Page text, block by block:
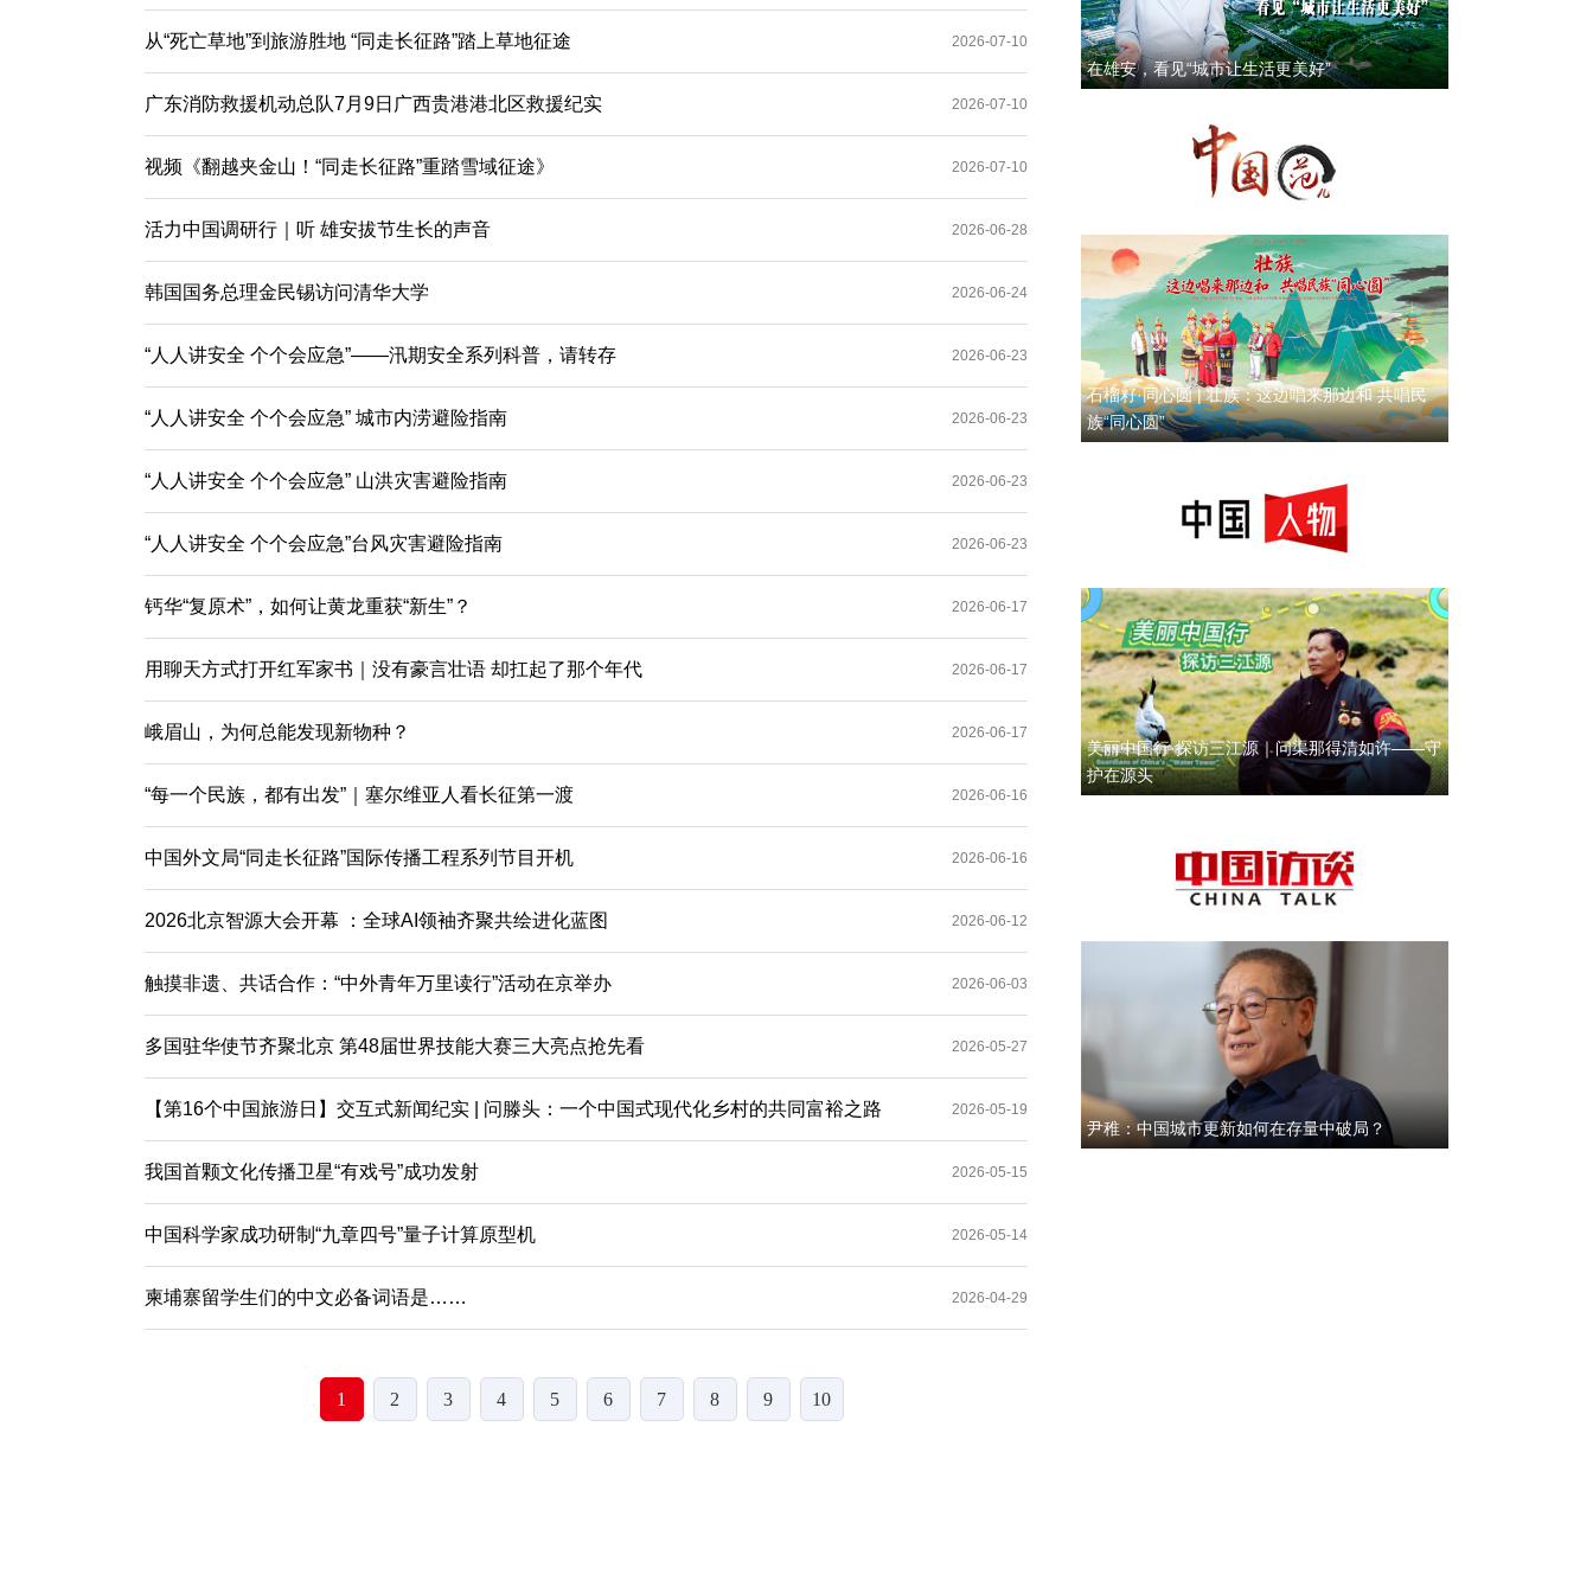
从“死亡草地”到旅游胜地 “同走长征路”踏上草地征途 2026-07-10
广东消防救援机动总队7月9日广西贵港港北区救援纪实 2026-07-10
视频《翻越夹金山！“同走长征路”重踏雪域征途》 2026-07-10
活力中国调研行｜听 雄安拔节生长的声音 2026-06-28
韩国国务总理金民锡访问清华大学 2026-06-24
“人人讲安全 个个会应急”——汛期安全系列科普，请转存 2026-06-23
“人人讲安全 个个会应急” 城市内涝避险指南 2026-06-23
“人人讲安全 个个会应急” 山洪灾害避险指南 2026-06-23
“人人讲安全 个个会应急”台风灾害避险指南 2026-06-23
钙华“复原术”，如何让黄龙重获“新生”？ 2026-06-17
用聊天方式打开红军家书｜没有豪言壮语 却扛起了那个年代 2026-06-17
峨眉山，为何总能发现新物种？ 2026-06-17
“每一个民族，都有出发”｜塞尔维亚人看长征第一渡 2026-06-16
中国外文局“同走长征路”国际传播工程系列节目开机 2026-06-16
2026北京智源大会开幕 ：全球AI领袖齐聚共绘进化蓝图 2026-06-12
触摸非遗、共话合作：“中外青年万里读行”活动在京举办 2026-06-03
多国驻华使节齐聚北京 第48届世界技能大赛三大亮点抢先看 2026-05-27
【第16个中国旅游日】交互式新闻纪实 | 问滕头：一个中国式现代化乡村的共同富裕之路 2026-05-19
我国首颗文化传播卫星“有戏号”成功发射 2026-05-15
中国科学家成功研制“九章四号”量子计算原型机 2026-05-14
柬埔寨留学生们的中文必备词语是…… 2026-04-29
1 2 3 4 5 6 7 8 9 10
在雄安，看见“城市让生活更美好”
石榴籽·同心圆 | 壮族：这边唱来那边和 共唱民
族“同心圆”
美丽中国行·探访三江源｜问渠那得清如许——守
护在源头
尹稚：中国城市更新如何在存量中破局？